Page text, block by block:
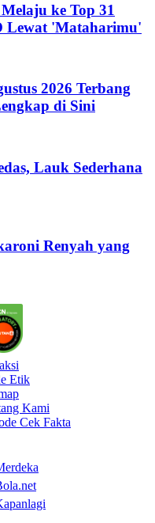
ke Top 31
Lewat 'Mataharimu'
2026 Terbang
di Sini
Lauk Sederhana
Renyah yang
Etik
Kami
Cek Fakta